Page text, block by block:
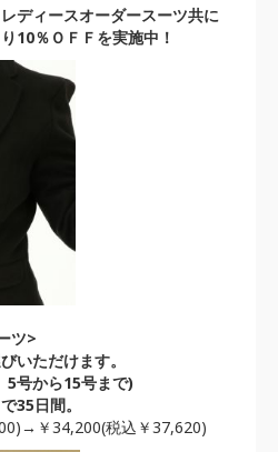
ディースオーダースーツ共に
10％ＯＦＦを実施中！
ツ>
いただけます。
5号から15号まで)
35日間。
￥34,200(税込￥37,620)